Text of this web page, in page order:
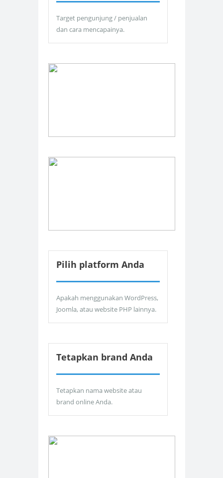
Target pengunjung / penjualan
dan cara mencapainya.
Pilih platform Anda
Apakah menggunakan WordPress,
Joomla, atau website PHP lainnya.
Tetapkan brand Anda
Tetapkan nama website atau
brand online Anda.